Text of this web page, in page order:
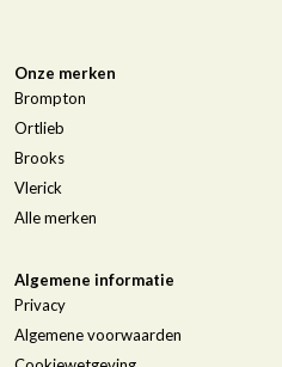
Onze merken
Brompton
Ortlieb
Brooks
Vlerick
Alle merken
Algemene informatie
Privacy
Algemene voorwaarden